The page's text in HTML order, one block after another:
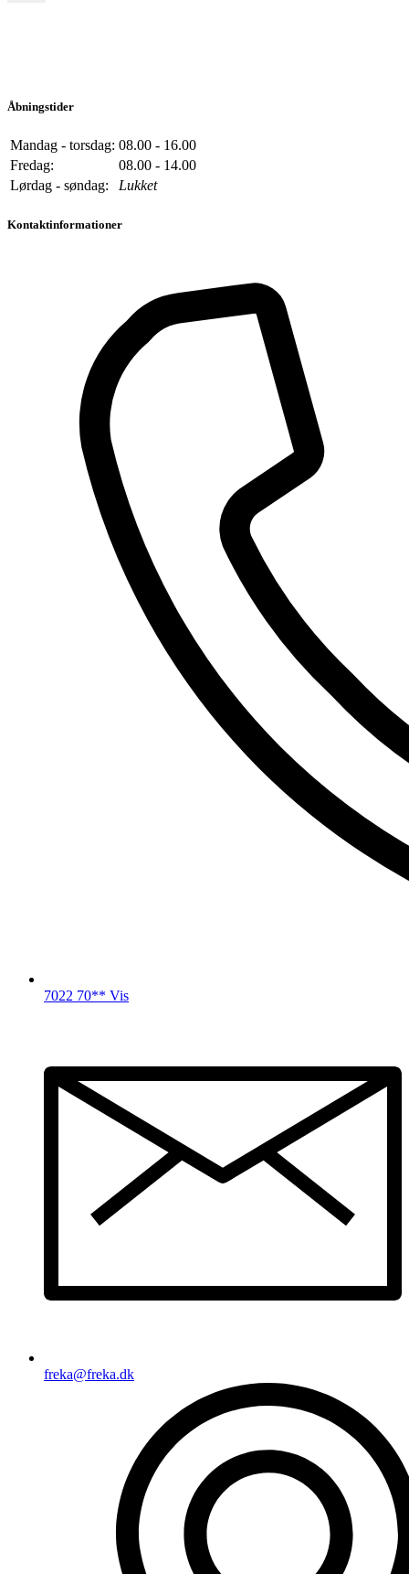
Åbningstider
Mandag - torsdag: 08.00 - 16.00
Fredag:
08.00 - 14.00
Lørdag - søndag:
Lukket
Kontaktinformationer
7022 70** Vis
freka@freka.dk